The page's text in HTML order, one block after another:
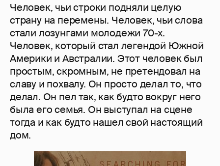
Человек, чьи строки подняли целую
страну на перемены. Человек, чьи слова
стали лозунгами молодежи 70-х.
Человек, который стал легендой Южной
Америки и Австралии. Этот человек был
простым, скромным, не претендовал на
славу и похвалу. Он просто делал то, что
делал. Он пел так, как будто вокруг него
была его семья. Он выступал на сцене
тогда и как будто нашел свой настоящий
дом.